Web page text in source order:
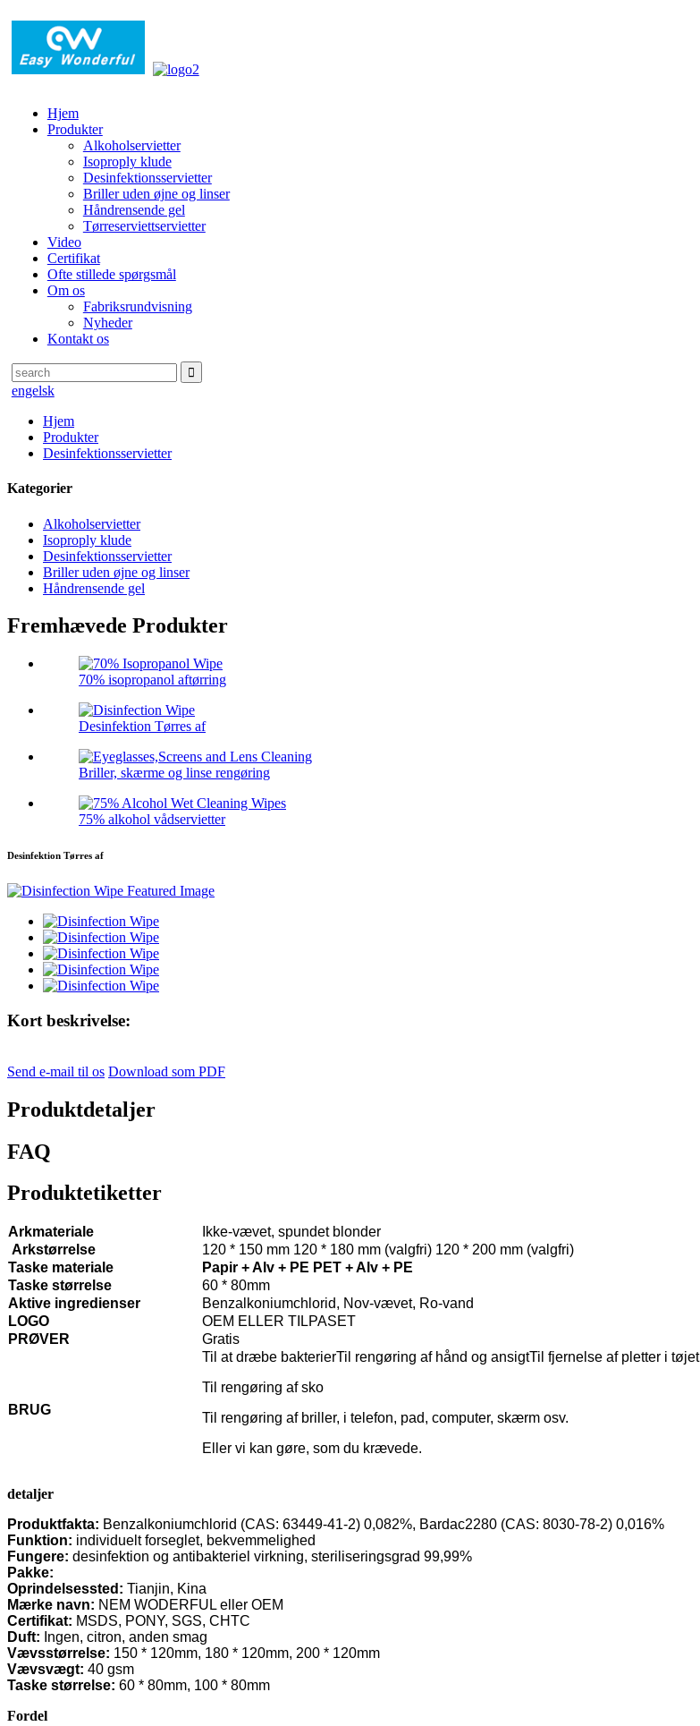
Hjem
Produkter
Alkoholservietter
Isoproply klude
Desinfektionsservietter
Briller uden øjne og linser
Håndrensende gel
Tørreserviettservietter
Video
Certifikat
Ofte stillede spørgsmål
Om os
Fabriksrundvisning
Nyheder
Kontakt os
engelsk
Hjem
Produkter
Desinfektionsservietter
Kategorier
Alkoholservietter
Isoproply klude
Desinfektionsservietter
Briller uden øjne og linser
Håndrensende gel
Fremhævede Produkter
70% isopropanol aftørring
Desinfektion Tørres af
Briller, skærme og linse rengøring
75% alkohol vådservietter
Desinfektion Tørres af
Kort beskrivelse:
Send e-mail til os Download som PDF
Produktdetaljer
FAQ
Produktetiketter
Arkmateriale
Ikke-vævet, spundet blonder
Arkstørrelse
120 * 150 mm 120 * 180 mm (valgfri) 120 * 200 mm (valgfri)
Taske materiale
Papir + Alv + PE PET + Alv + PE
Taske størrelse
60 * 80mm
Aktive ingredienser
Benzalkoniumchlorid, Nov-vævet, Ro-vand
LOGO
OEM ELLER TILPASET
PRØVER
Gratis
BRUG
Til at dræbe bakterierTil rengøring af hånd og ansigtTil fjernelse af pletter i tøjet
Til rengøring af sko
Til rengøring af briller, i telefon, pad, computer, skærm osv.
Eller vi kan gøre, som du krævede.
detaljer
Produktfakta: Benzalkoniumchlorid (CAS: 63449-41-2) 0,082%, Bardac2280 (CAS: 8030-78-2) 0,016%
Funktion: individuelt forseglet, bekvemmelighed
Fungere: desinfektion og antibakteriel virkning, steriliseringsgrad 99,99%
Pakke:
Oprindelsessted: Tianjin, Kina
Mærke navn: NEM WODERFUL eller OEM
Certifikat: MSDS, PONY, SGS, CHTC
Duft: Ingen, citron, anden smag
Vævsstørrelse: 150 * 120mm, 180 * 120mm, 200 * 120mm
Vævsvægt: 40 gsm
Taske størrelse: 60 * 80mm, 100 * 80mm
Fordel